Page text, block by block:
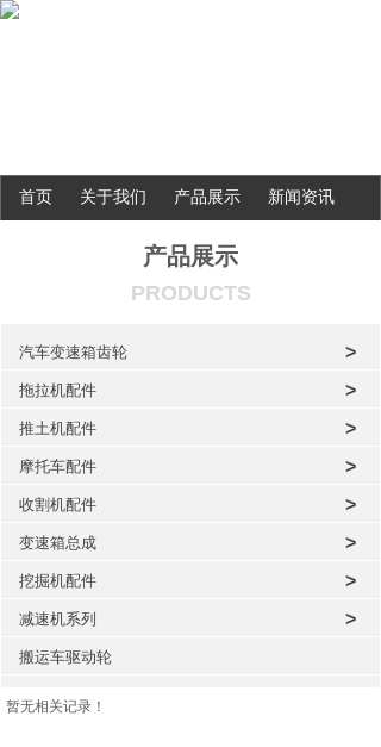
首页 关于我们 产品展示
新闻资讯
产品展示
PRODUCTS
汽车变速箱齿轮 >
拖拉机配件 >
推土机配件 >
摩托车配件 >
收割机配件 >
变速箱总成 >
挖掘机配件 >
减速机系列 >
搬运车驱动轮
暂无相关记录！